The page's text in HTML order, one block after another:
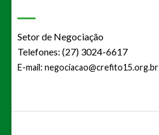
Setor de Negociação
Telefones: (27) 3024-6617
E-mail: negociacao@crefito15.org.br